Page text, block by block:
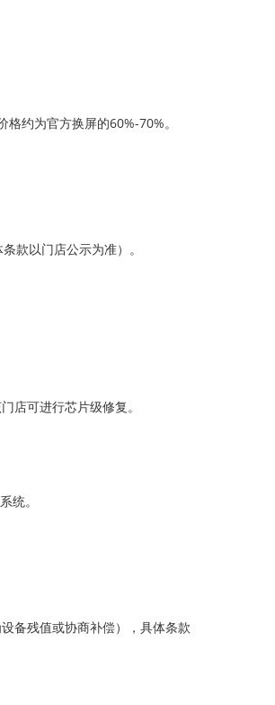
约为官方换屏的60%-70%。
款以门店公示为准）。
店可进行芯片级修复。
统。
备残值或协商补偿），具体条款